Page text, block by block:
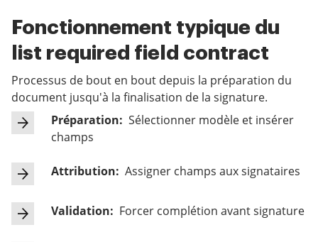
Fonctionnement typique du
list required field contract
Processus de bout en bout depuis la préparation du
document jusqu'à la finalisation de la signature.
Préparation: Sélectionner modèle et insérer
champs
Attribution: Assigner champs aux signataires
Validation: Forcer complétion avant signature